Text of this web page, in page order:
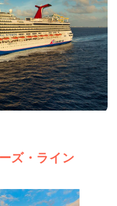
ズ・ライン